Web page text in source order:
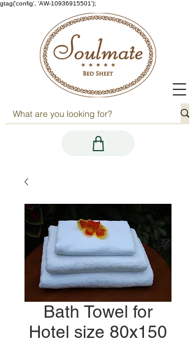
gtag('config', 'AW-10936915501');
Bath Towel for
Hotel size 80x150